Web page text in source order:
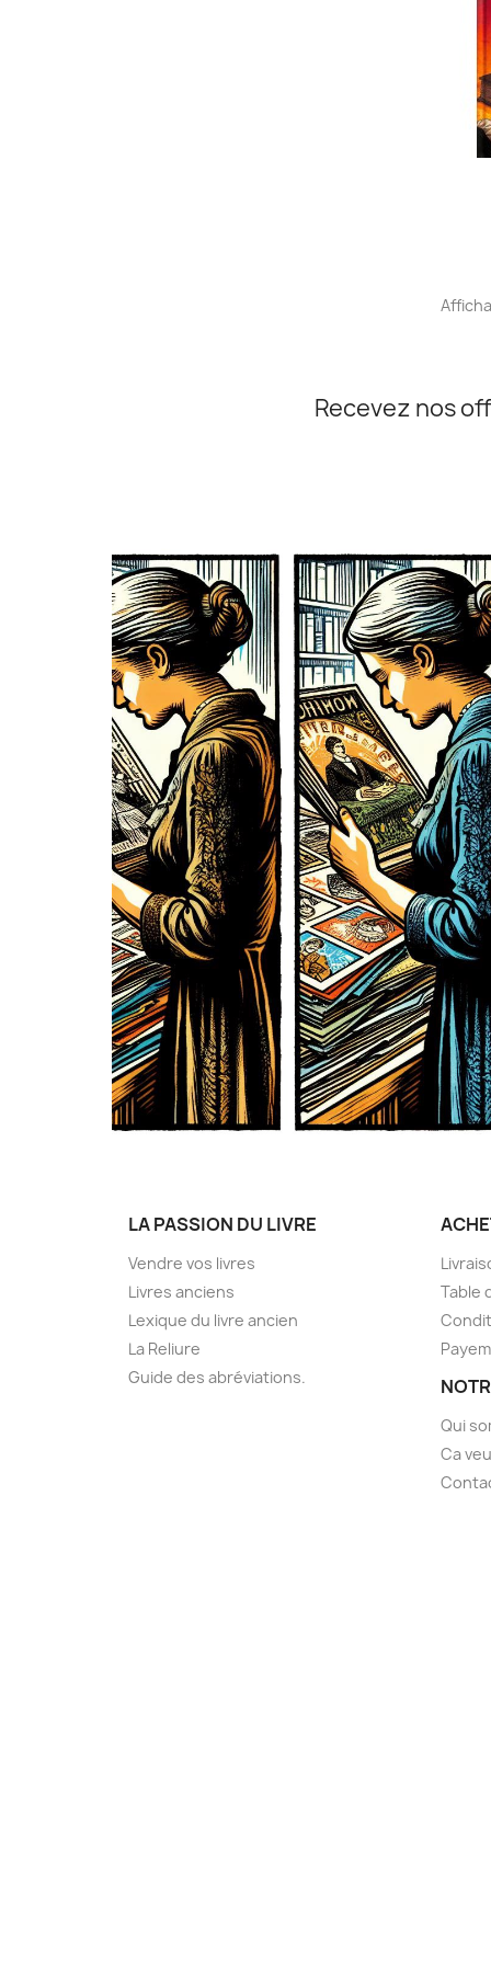
Recevez nos
LA PASSION DU LIVRE
Vendre vos livres
Livres anciens
Lexique du livre ancien
La Reliure
Guide des abréviations.
Table
Qui
Ca